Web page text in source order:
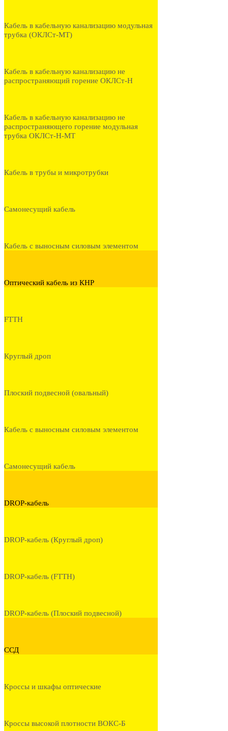
Кабель в кабельную канализацию модульная
трубка (ОКЛСт-МТ)
Кабель в кабельную канализацию не
распространяющий горение ОКЛСт-Н
Кабель в кабельную канализацию не
распространяющего горение модульная
трубка ОКЛСт-Н-МТ
Кабель в трубы и микротрубки
Самонесущий кабель
Кабель с выносным силовым элементом
Оптический кабель из КНР
FTTH
Круглый дроп
Плоский подвесной (овальный)
Кабель с выносным силовым элементом
Самонесущий кабель
DROP-кабель
DROP-кабель (Круглый дроп)
DROP-кабель (FTTH)
DROP-кабель (Плоский подвесной)
ССД
Кроссы и шкафы оптические
Кроссы высокой плотности ВОКС-Б